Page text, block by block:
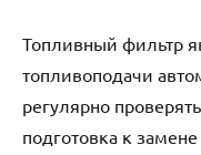
Топливный фильтр
топливоподачи
регулярно
подготовка к